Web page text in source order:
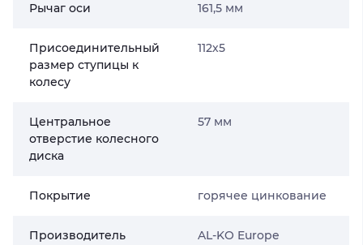
Рычаг оси 161,5 мм
Присоединительный
размер ступицы к
колесу
112х5
Центральное
отверстие колесного
диска
57 мм
Покрытие горячее цинкование
Производитель AL-KO Europe